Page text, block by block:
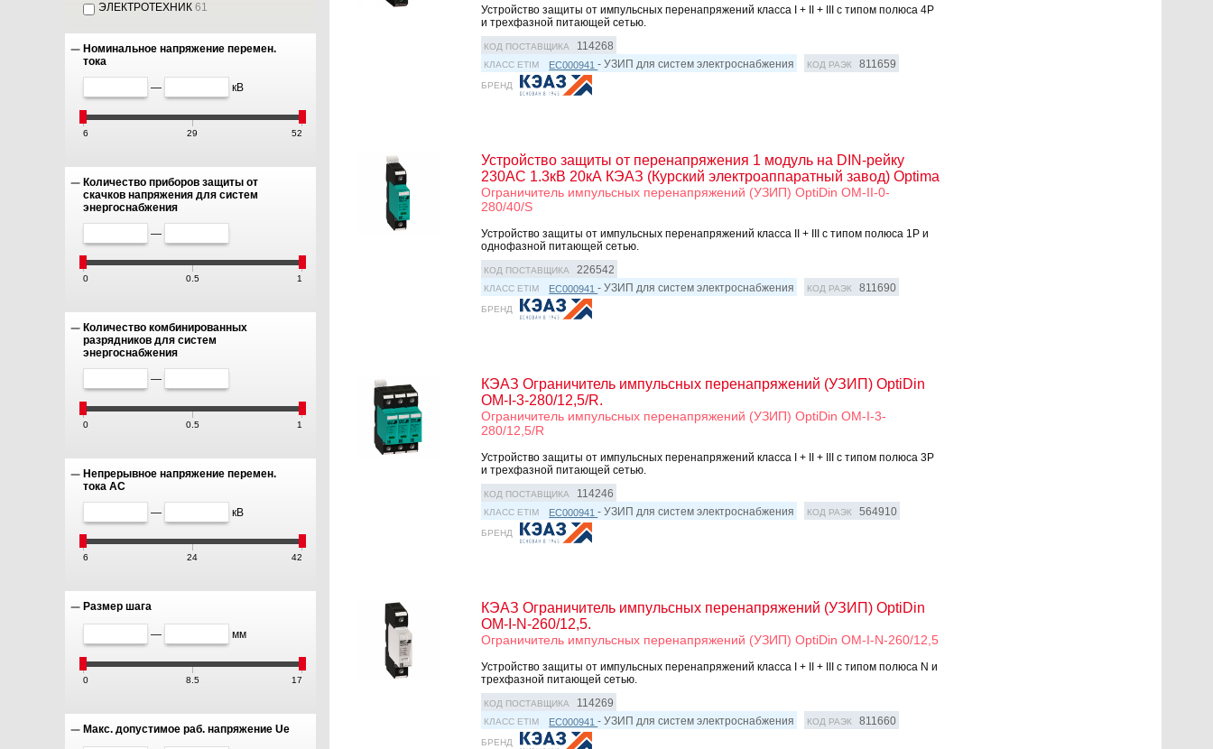
ЭЛЕКТРОТЕХНИК 61
Номинальное напряжение перемен.
тока
— кВ
6 29 52
Количество приборов защиты от
скачков напряжения для систем
энергоснабжения
—
0 0.5 1
Количество комбинированных
разрядников для систем
энергоснабжения
—
0 0.5 1
Непрерывное напряжение перемен.
тока AC
— кВ
6 24 42
Размер шага
— мм
0 8.5 17
Макс. допустимое раб. напряжение Ue
Устройство защиты от импульсных перенапряжений класса I + II + III с типом полюса 4P
и трехфазной питающей сетью.
КОД ПОСТАВЩИКА 114268
КЛАСС ETIM EC000941- УЗИП для систем электроснабжения КОД РАЭК 811659
БРЕНД
Устройство защиты от перенапряжения 1 модуль на DIN-рейку
230AC 1.3кВ 20кА КЭАЗ (Курский электроаппаратный завод) Optima
Ограничитель импульсных перенапряжений (УЗИП) OptiDin OM-II-0-
280/40/S
Устройство защиты от импульсных перенапряжений класса II + III с типом полюса 1P и
однофазной питающей сетью.
КОД ПОСТАВЩИКА 226542
КЛАСС ETIM EC000941- УЗИП для систем электроснабжения КОД РАЭК 811690
БРЕНД
КЭАЗ Ограничитель импульсных перенапряжений (УЗИП) OptiDin
OM-I-3-280/12,5/R.
Ограничитель импульсных перенапряжений (УЗИП) OptiDin OM-I-3-
280/12,5/R
Устройство защиты от импульсных перенапряжений класса I + II + III с типом полюса 3P
и трехфазной питающей сетью.
КОД ПОСТАВЩИКА 114246
КЛАСС ETIM EC000941- УЗИП для систем электроснабжения КОД РАЭК 564910
БРЕНД
КЭАЗ Ограничитель импульсных перенапряжений (УЗИП) OptiDin
OM-I-N-260/12,5.
Ограничитель импульсных перенапряжений (УЗИП) OptiDin OM-I-N-260/12,5
Устройство защиты от импульсных перенапряжений класса I + II + III с типом полюса N и
трехфазной питающей сетью.
КОД ПОСТАВЩИКА 114269
КЛАСС ETIM EC000941- УЗИП для систем электроснабжения КОД РАЭК 811660
БРЕНД